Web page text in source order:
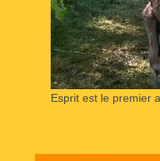
Esprit est le premier